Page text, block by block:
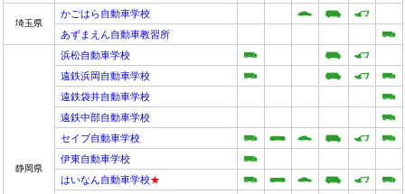
埼玉県
かごはら自動車学校
あずまえん自動車教習所
静岡県
浜松自動車学校
遠鉄浜岡自動車学校
遠鉄袋井自動車学校
遠鉄中部自動車学校
セイブ自動車学校
伊東自動車学校
はいなん自動車学校★